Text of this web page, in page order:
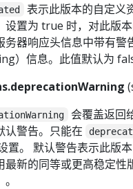
表示此版本的自定义
设置为 true 时，对此版
务器响应头信息中带有警
）信息。此值默认为
会覆盖返回
认警告。只能在
置。 默认警告表示此版本
最新的同等或更高稳定性